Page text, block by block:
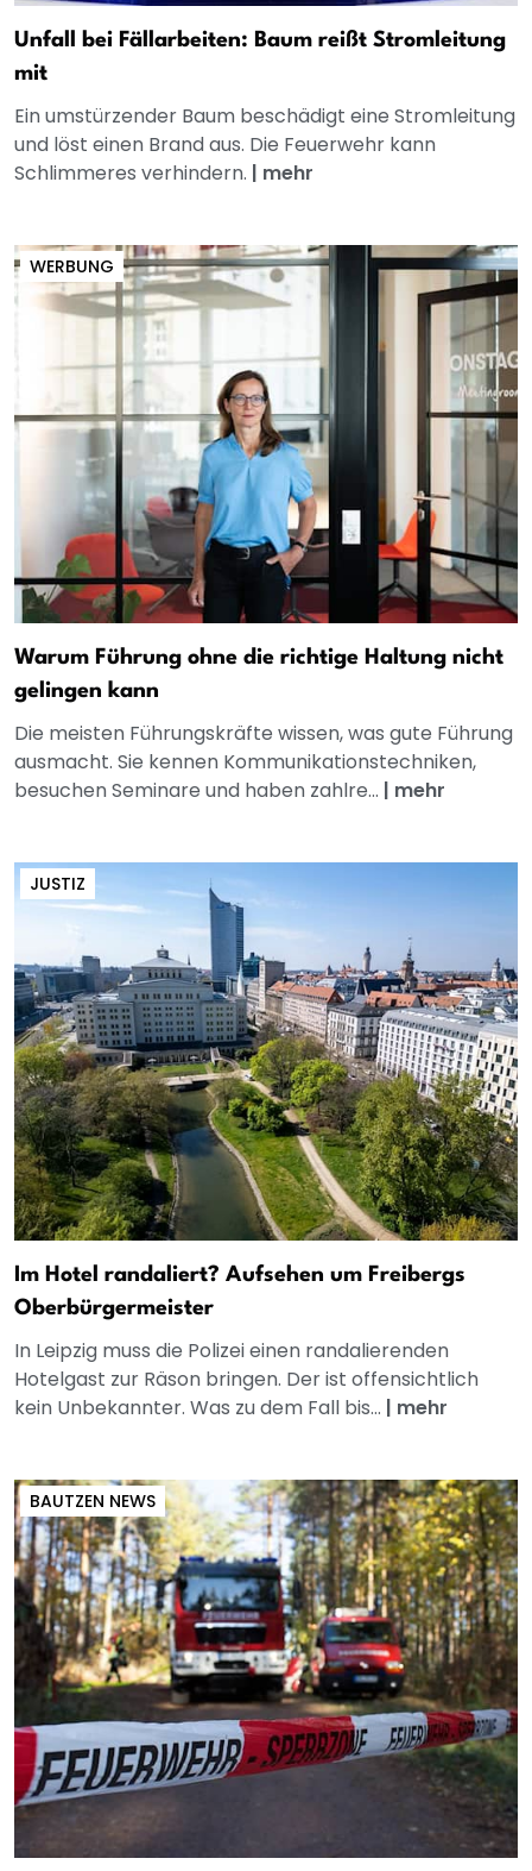
Unfall bei Fällarbeiten: Baum reißt Stromleitung
mit
Ein umstürzender Baum beschädigt eine Stromleitung
und löst einen Brand aus. Die Feuerwehr kann
Schlimmeres verhindern. | mehr
WERBUNG
Warum Führung ohne die richtige Haltung nicht
gelingen kann
Die meisten Führungskräfte wissen, was gute Führung
ausmacht. Sie kennen Kommunikationstechniken,
besuchen Seminare und haben zahlre... | mehr
JUSTIZ
Im Hotel randaliert? Aufsehen um Freibergs
Oberbürgermeister
In Leipzig muss die Polizei einen randalierenden
Hotelgast zur Räson bringen. Der ist offensichtlich
kein Unbekannter. Was zu dem Fall bis... | mehr
BAUTZEN NEWS